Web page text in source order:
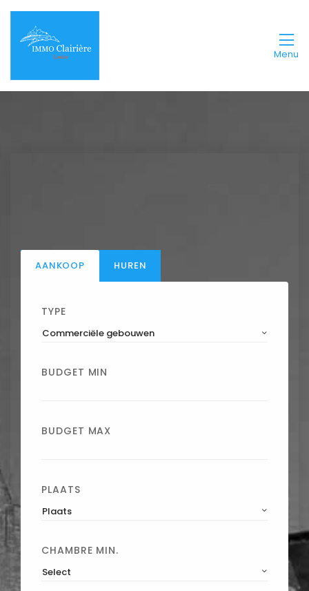
Menu
AANKOOP HUREN
TYPE
Commerciële gebouwen
BUDGET MIN
BUDGET MAX
PLAATS
Plaats
CHAMBRE MIN.
Select